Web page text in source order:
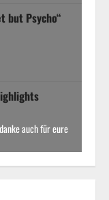
but Psycho“
auch für eure